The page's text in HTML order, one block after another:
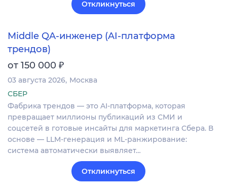
Откликнуться
Middle QA-инженер (AI-платформа
трендов)
от 150 000 ₽
03 августа 2026 Москва
СБЕР
Фабрика трендов — это AI-платформа, которая
превращает миллионы публикаций из СМИ и
соцсетей в готовые инсайты для маркетинга Сбера. В
основе — LLM-генерация и ML-ранжирование:
система автоматически выявляет…
Откликнуться